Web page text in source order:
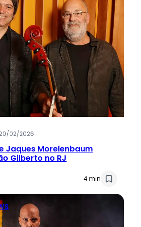
02/2026
Jaques Morelenbaum
Gilberto no RJ
4 min